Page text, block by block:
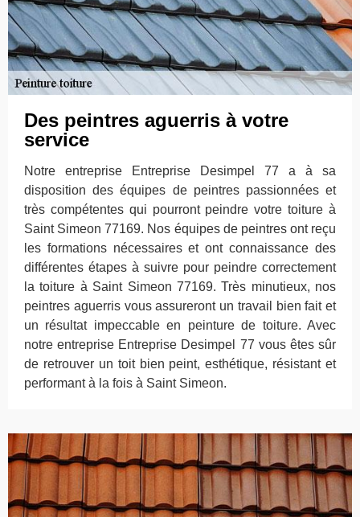
Des peintres aguerris à votre
service
Notre entreprise Entreprise Desimpel 77 a à sa
disposition des équipes de peintres passionnées et
très compétentes qui pourront peindre votre toiture à
Saint Simeon 77169. Nos équipes de peintres ont reçu
les formations nécessaires et ont connaissance des
différentes étapes à suivre pour peindre correctement
la toiture à Saint Simeon 77169. Très minutieux, nos
peintres aguerris vous assureront un travail bien fait et
un résultat impeccable en peinture de toiture. Avec
notre entreprise Entreprise Desimpel 77 vous êtes sûr
de retrouver un toit bien peint, esthétique, résistant et
performant à la fois à Saint Simeon.